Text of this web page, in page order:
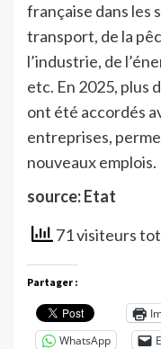
française dans les
transport, de la
l’industrie, de
etc. En 2025, plus
ont été accordés
entreprises,
nouveaux emplois.
source: Etat
71 visiteurs
Partager :
WhatsApp